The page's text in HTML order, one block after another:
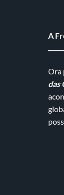
A
Ora
das